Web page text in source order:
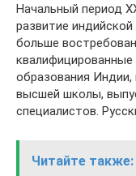
Начальный период
развитие
больше
квалифицированные
образования Индии,
высшей школы,
специалистов.
Читайте также: